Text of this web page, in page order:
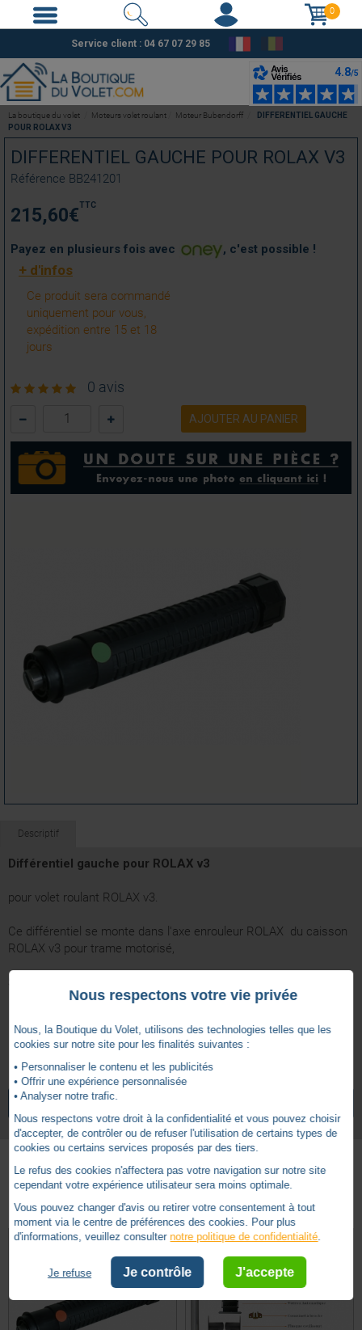
0
Service client : 04 67 07 29 85
DIFFERENTIEL GAUCHE POUR ROLAX V3
Référence BB241201
215,60€TTC
Payez en plusieurs fois avec , c'est possible !
+ d'infos
Ce produit sera commandé
uniquement pour vous,
expédition entre 15 et 18
jours
0 avis
AJOUTER AU PANIER
Descriptif
Différentiel gauche pour ROLAX v3
pour volet roulant ROLAX v3.
Ce différentiel se monte dans l'axe enrouleur ROLAX du caisson
ROLAX v3 pour trame motorisé,
VOIR TOUS LES ARTICLES
Autres produits - Moteur Bubendorff
La boutique du volet Moteurs volet roulant Moteur Bubendorff
DIFFERENTIEL GAUCHE
POUR ROLAX V3
Nous respectons votre vie privée
Nous, la Boutique du Volet, utilisons des technologies telles que les
cookies sur notre site pour les finalités suivantes :
• Personnaliser le contenu et les publicités
• Offrir une expérience personnalisée
• Analyser notre trafic.
Nous respectons votre droit à la confidentialité et vous pouvez choisir
d'accepter, de contrôler ou de refuser l'utilisation de certains types de
cookies ou certains services proposés par des tiers.
Le refus des cookies n'affectera pas votre navigation sur notre site
cependant votre expérience utilisateur sera moins optimale.
Vous pouvez changer d'avis ou retirer votre consentement à tout
moment via le centre de préférences des cookies. Pour plus
d'informations, veuillez consulter notre politique de confidentialité.
Je refuse Je contrôle J'accepte